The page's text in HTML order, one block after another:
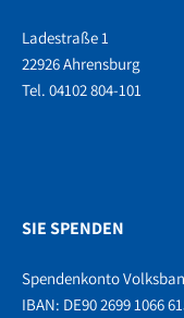
Ladestraße 1
22926 Ahrensburg
Tel. 04102 804-101
SIE SPENDEN
Spendenkonto
IBAN: DE90 2699 1066